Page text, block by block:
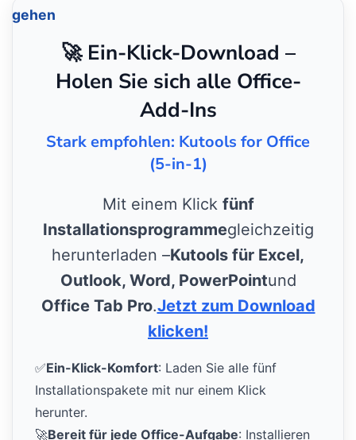
gehen
🚀 Ein-Klick-Download –
Holen Sie sich alle Office-
Add-Ins
Stark empfohlen: Kutools for Office
(5-in-1)
Mit einem Klick fünf
Installationsprogrammegleichzeitig
herunterladen –Kutools für Excel,
Outlook, Word, PowerPointund
Office Tab Pro.Jetzt zum Download
klicken!
✅Ein-Klick-Komfort: Laden Sie alle fünf
Installationspakete mit nur einem Klick
herunter.
🚀Bereit für jede Office-Aufgabe: Installieren